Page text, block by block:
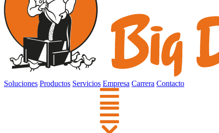
Soluciones Productos Servicios Empresa Carrera Contacto